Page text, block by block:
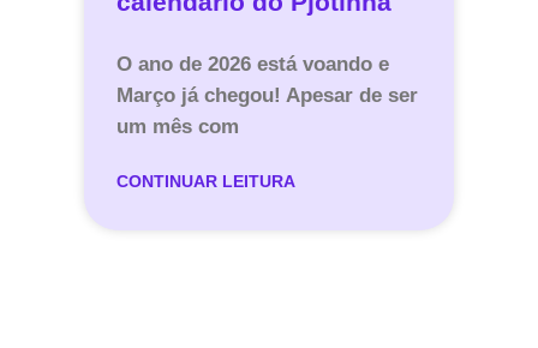
O ano de 2026 está voando e
Março já chegou! Apesar de ser
um mês com
CONTINUAR LEITURA